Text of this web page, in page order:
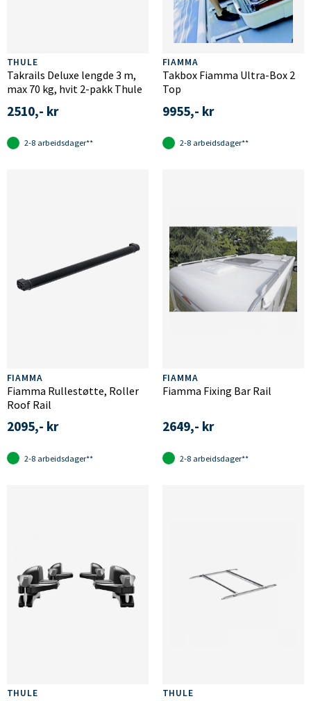
THULE
Takrails Deluxe lengde 3 m,
max 70 kg, hvit 2-pakk Thule
2510,- kr
2-8 arbeidsdager**
FIAMMA
Takbox Fiamma Ultra-Box 2
Top
9955,- kr
2-8 arbeidsdager**
FIAMMA
Fiamma Rullestøtte, Roller
Roof Rail
2095,- kr
2-8 arbeidsdager**
FIAMMA
Fiamma Fixing Bar Rail
2649,- kr
2-8 arbeidsdager**
THULE THULE